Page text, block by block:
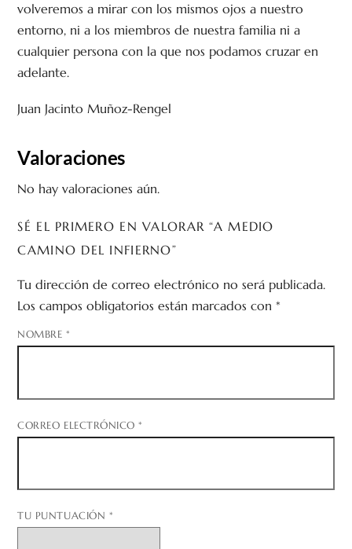
volveremos a mirar con los mismos ojos a nuestro
entorno, ni a los miembros de nuestra familia ni a
cualquier persona con la que nos podamos cruzar en
adelante.
Juan Jacinto Muñoz-Rengel
Valoraciones
No hay valoraciones aún.
SÉ EL PRIMERO EN VALORAR “A MEDIO
CAMINO DEL INFIERNO”
Tu dirección de correo electrónico no será publicada.
Los campos obligatorios están marcados con*
NOMBRE *
CORREO ELECTRÓNICO*
TU PUNTUACIÓN *